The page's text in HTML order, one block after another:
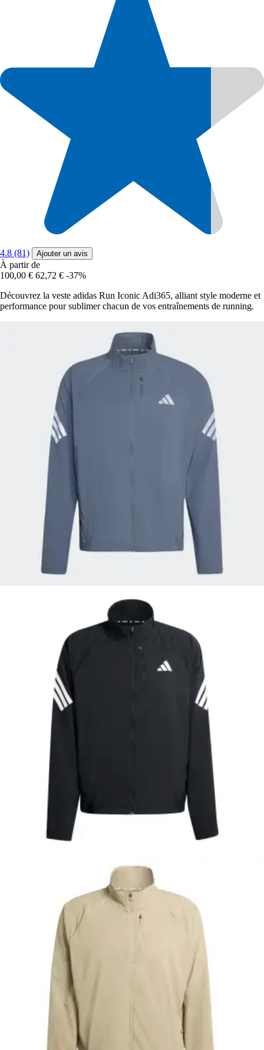
4.8 (81) Ajouter un avis
À partir de
100,00 € 62,72 € -37%
Découvrez la veste adidas Run Iconic Adi365, alliant style moderne et
performance pour sublimer chacun de vos entraînements de running.